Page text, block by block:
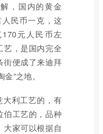
，国内的黄金
民币一克，这
元人民币左
艺，是国内完全
街便成了来迪拜
”之地。
利工艺的，有
伯工艺的，品种
大家可以根据自